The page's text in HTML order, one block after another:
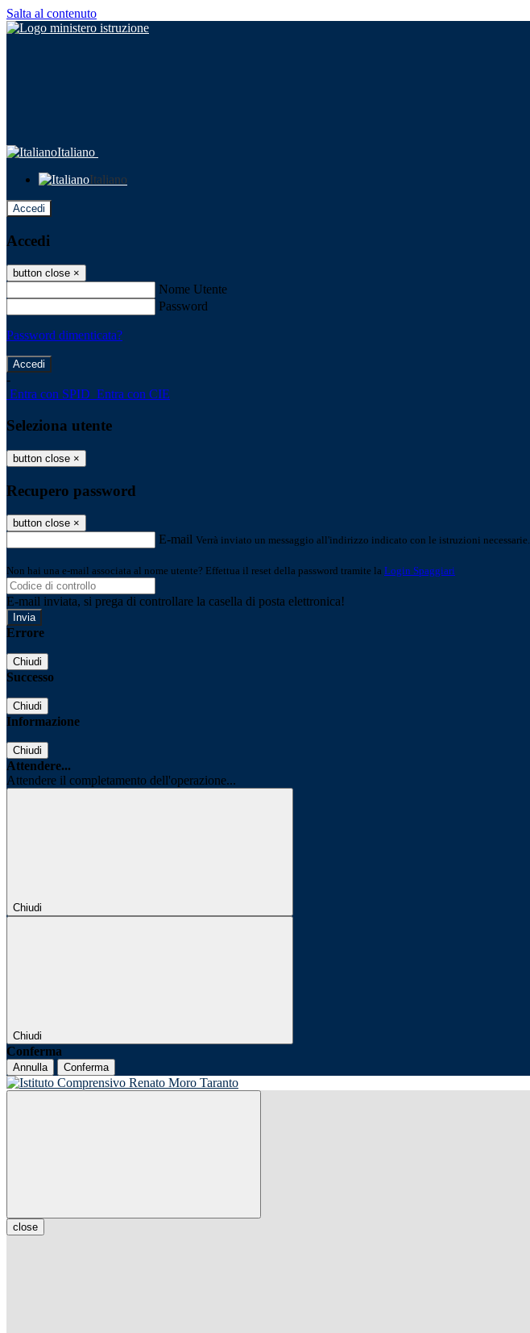
Salta al contenuto
Italiano
Italiano
Accedi
Accedi
button close ×
Nome Utente
Password
Password dimenticata?
-
Entra con SPID Entra con CIE
Seleziona utente
button close ×
Recupero password
button close ×
E-mail Verrà inviato un messaggio all'indirizzo indicato con le istruzioni necessarie.
Non hai una e-mail associata al nome utente? Effettua il reset della password tramite la Login Spaggiari
E-mail inviata, si prega di controllare la casella di posta elettronica!
Errore
Chiudi
Successo
Chiudi
Informazione
Chiudi
Attendere...
Attendere il completamento dell'operazione...
Chiudi
Chiudi
Conferma
Annulla Conferma
close